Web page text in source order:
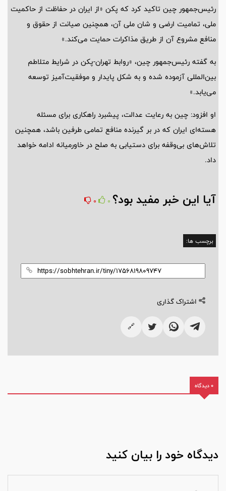
رئیس‌جمهور چین تاکید کرد که پکن «از ایران در حفاظت از حاکمیت
ملی، تمامیت ارضی و شان ملی آن، همچنین صیانت از حقوق و
منافع مشروع آن از طریق مذاکرات حمایت می‌کند.»
به گفته رئیس‌جمهور چین، «روابط تهران-پکن در شرایط متلاطم
بین‌المللی آزموده شده و به شکل پایدار و موفقیت‌آمیز توسعه
می‌یابد.»
او افزود: چین به رعایت عدالت، پیشبرد راهکاری برای مسئله
هسته‌ای ایران که در بر گیرنده منافع تمامی طرفین باشد، همچنین
تلاش‌های بی‌وقفه برای دستیابی به صلح در خاورمیانه ادامه خواهد
داد.
آیا این خبر مفید بود؟ 0
0
برچسب ها:
اشتراک گذاری
🔗
0 دیدگاه
دیدگاه خود را بیان کنید